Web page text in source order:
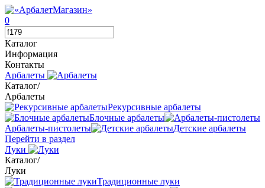
0
Каталог
Информация
Контакты
Арбалеты
Каталог/
Арбалеты
Рекурсивные арбалеты
Блочные арбалеты
Арбалеты-пистолеты
Детские арбалеты
Перейти в раздел
Луки
Каталог/
Луки
Традиционные луки